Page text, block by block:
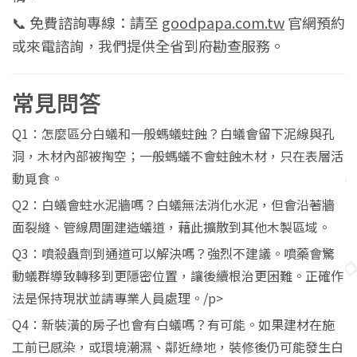
📞 免費諮詢專線：請至 goodpapa.com.tw官網預約
或來電諮詢，我們提供全省到府勘查服務。
常見問答
Q1：怎麼區分白蟻和一般螞蟻蛀蝕？白蟻會留下泥線與孔
洞，木材內部被掏空；一般螞蟻不會蛀蝕木材，只在表層活
動覓食。
Q2：白蟻會蛀水泥牆嗎？白蟻無法消化水泥，但會沿著牆
面裂縫、管線周圍建造蟻道，藉此擴散到其他木製區域。
Q3：噴殺蟲劑到通道可以解決嗎？強烈不建議。噴藥會驚
動蟻群導致轉移到更隱密位置，讓後續根治更困難。正確作
法是保持現狀並請專業人員處理。/p>
Q4：新裝潢的房子也會有白蟻嗎？有可能。如果建材在施
工前已感染，或環境潮濕、鄰近綠地，裝修後仍可能發生白